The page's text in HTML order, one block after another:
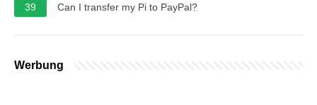
39
Can I transfer my Pi to PayPal?
Werbung